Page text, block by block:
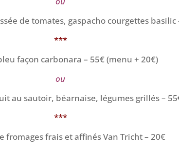
de tomates, gaspacho courgettes basilic
***
façon carbonara – 55€ (menu + 20€)
ou
au sautoir, béarnaise, légumes grillés –
***
fromages frais et affinés Van Tricht – 20€